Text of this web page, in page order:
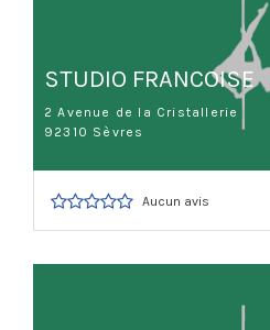
STUDIO FRANCOISE
2 Avenue de la Cristallerie
92310 Sèvres
Aucun avis